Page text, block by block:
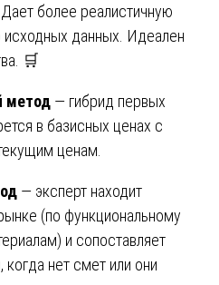
более реалистичную
исходных данных. Идеален
🛒
метод — гибрид первых
в базисных ценах с
ценам.
— эксперт находит
(по функциональному
и сопоставляет
нет смет или они